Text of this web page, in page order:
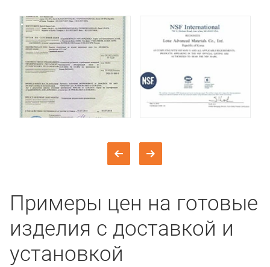
Примеры цен на готовые
изделия с доставкой и
установкой